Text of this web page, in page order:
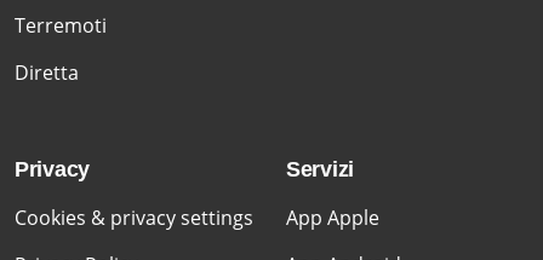
Terremoti
Diretta
Privacy
Cookies & privacy settings
Servizi
App Apple